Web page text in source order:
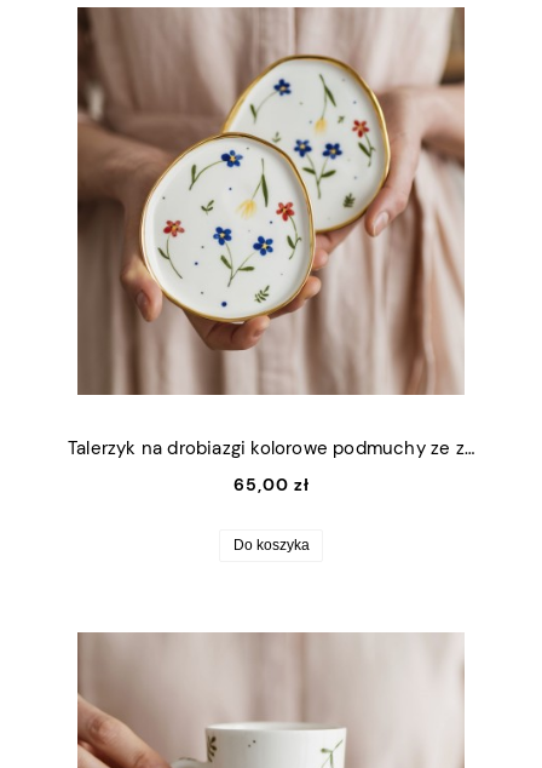
Talerzyk na drobiazgi kolorowe podmuchy ze złotym rantem 11x9cm (S)
65,00 zł
Do koszyka